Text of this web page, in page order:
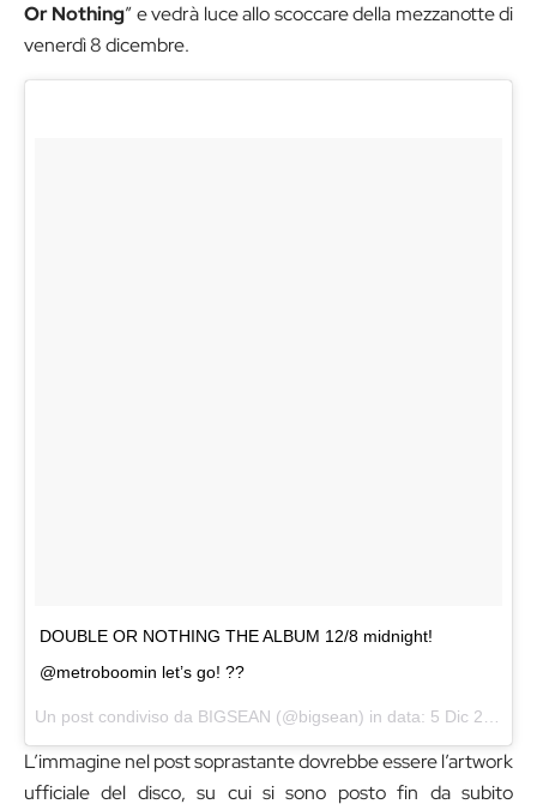
Or Nothing” e vedrà luce allo scoccare della mezzanotte di
venerdì 8 dicembre.
DOUBLE OR NOTHING THE ALBUM 12/8 midnight!
@metroboomin let’s go! ??
Un post condiviso da BIGSEAN (@bigsean) in data: 5 Dic 2017 alle ore 16:13 PST
L’immagine nel post soprastante dovrebbe essere l’artwork
ufficiale del disco, su cui si sono posto fin da subito